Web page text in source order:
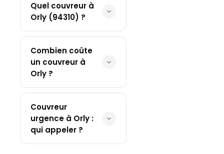
Quel couvreur à
Orly (94310) ?
Combien coûte
un couvreur à
Orly ?
Couvreur
urgence à Orly :
qui appeler ?